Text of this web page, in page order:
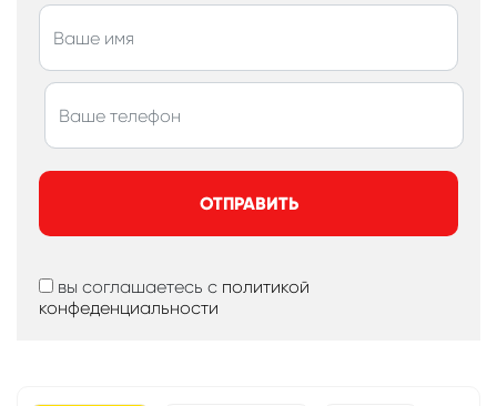
ОТПРАВИТЬ
вы соглашаетесь с политикой
конфеденциальности